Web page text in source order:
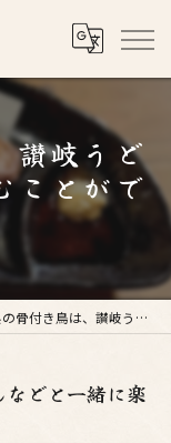
讃岐うど
ことがで
は、讃岐うどんなどと一緒に楽しむことができ、...
どと一緒に楽